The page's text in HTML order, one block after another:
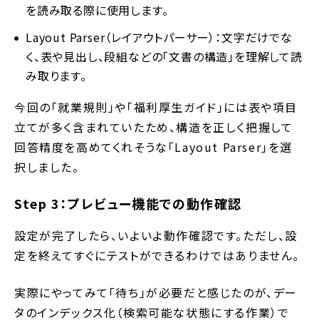
を読み取る際に使用します。
Layout Parser（レイアウトパーサー）：文字だけでな
く、表や見出し、段組などの「文書の構造」を理解して読
み取ります。
今回の「就業規則」や「福利厚生ガイド」には表や項目
立てが多く含まれていたため、構造を正しく把握して
回答精度を高めてくれそうな「Layout Parser」を選
択しました。
Step 3：プレビュー機能での動作確認
設定が完了したら、いよいよ動作確認です。ただし、設
定を終えてすぐにテストができるわけではありません。
実際にやってみて「待ち」が必要だと感じたのが、デー
タのインデックス化（検索可能な状態にする作業）で